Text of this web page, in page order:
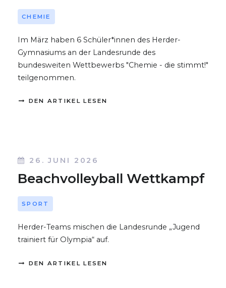
CHEMIE
Im März haben 6 Schüler*innen des Herder-
Gymnasiums an der Landesrunde des
bundesweiten Wettbewerbs "Chemie - die stimmt!"
teilgenommen.
DEN ARTIKEL LESEN
26. JUNI 2026
Beachvolleyball Wettkampf
SPORT
Herder-Teams mischen die Landesrunde „Jugend
trainiert für Olympia“ auf.
DEN ARTIKEL LESEN